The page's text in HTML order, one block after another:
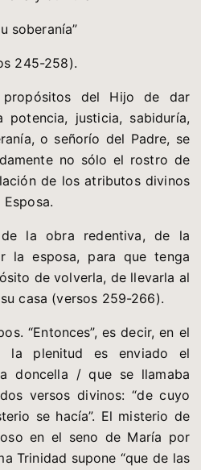
soberanía”
245-258).
del Hijo de dar
justicia, sabiduría,
o señorío del Padre, se
no sólo el rostro de
de los atributos divinos
la obra redentiva, de la
la esposa, para que tenga
de volverla, de llevarla al
casa (versos 259-266).
“Entonces”, es decir, en el
la plenitud es enviado el
doncella / que se llamaba
versos divinos: “de cuyo
se hacía”. El misterio de
en el seno de María por
Trinidad supone “que de las